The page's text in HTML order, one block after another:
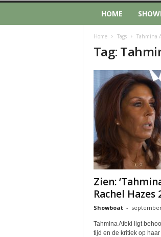
HOME
Home Tags Tahmina
Tag:
Zien:
Rachel Hazes
Showboat -
Tahmina Afeki ligt
tijd en de kritiek op